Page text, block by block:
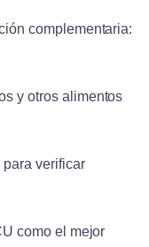
complementaria:
y otros alimentos
verificar
como el mejor